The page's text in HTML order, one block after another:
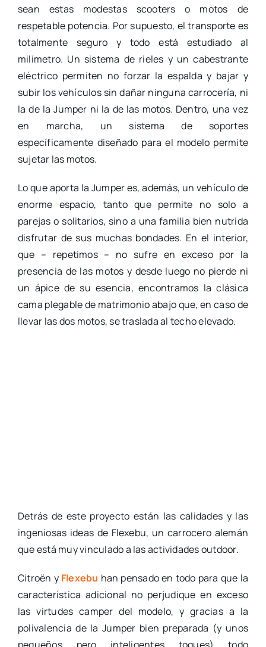
sean estas modestas scooters o motos de
respetable potencia. Por supuesto, el transporte es
totalmente seguro y todo está estudiado al
milímetro. Un sistema de rieles y un cabestrante
eléctrico permiten no forzar la espalda y bajar y
subir los vehículos sin dañar ninguna carrocería, ni
la de la Jumper ni la de las motos. Dentro, una vez
en marcha, un sistema de soportes
específicamente diseñado para el modelo permite
sujetar las motos.
Lo que aporta la Jumper es, además, un vehículo de
enorme espacio, tanto que permite no solo a
parejas o solitarios, sino a una familia bien nutrida
disfrutar de sus muchas bondades. En el interior,
que – repetimos – no sufre en exceso por la
presencia de las motos y desde luego no pierde ni
un ápice de su esencia, encontramos la clásica
cama plegable de matrimonio abajo que, en caso de
llevar las dos motos, se traslada al techo elevado.
Detrás de este proyecto están las calidades y las
ingeniosas ideas de Flexebu, un carrocero alemán
que está muy vinculado a las actividades outdoor.
Citroën y Flexebu han pensado en todo para que la
característica adicional no perjudique en exceso
las virtudes camper del modelo, y gracias a la
polivalencia de la Jumper bien preparada (y unos